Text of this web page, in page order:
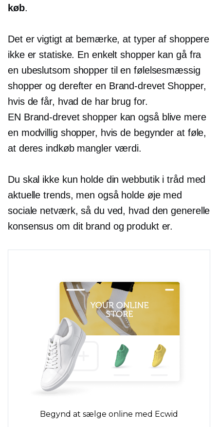
køb.
Det er vigtigt at bemærke, at typer af shoppere
ikke er statiske. En enkelt shopper kan gå fra
en ubeslutsom shopper til en følelsesmæssig
shopper og derefter en Brand-drevetShopper,
hvis de får, hvad de har brug for.
EN Brand-drevetshopper kan også blive mere
en modvillig shopper, hvis de begynder at føle,
at deres indkøb mangler værdi.
Du skal ikke kun holde din webbutik i tråd med
aktuelle trends, men også holde øje med
sociale netværk, så du ved, hvad den generelle
konsensus om dit brand og produkt er.
Begynd at sælge online med Ecwid